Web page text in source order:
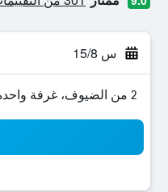
س 15/8
2 من الضيوف، غرفة واحدة